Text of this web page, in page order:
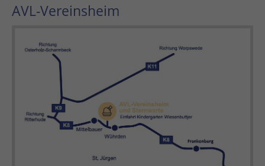
AVL-Vereinsheim